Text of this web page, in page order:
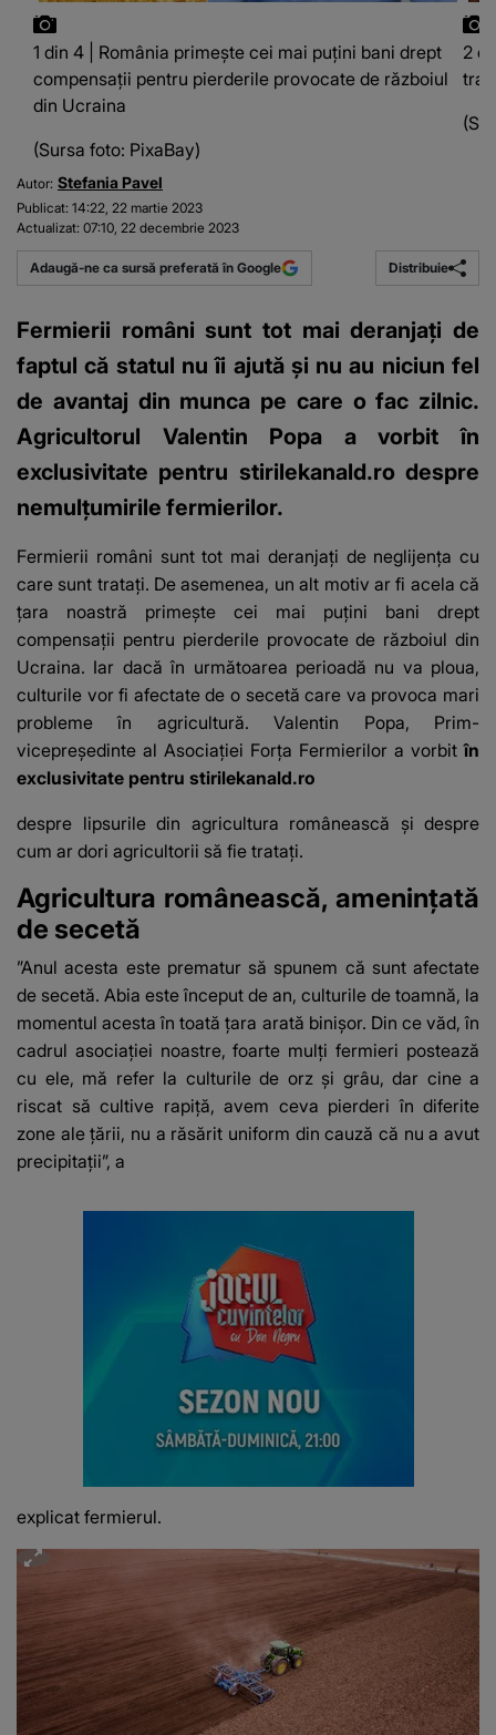
1 din 4 | România primește cei mai puțini bani drept
compensații pentru pierderile provocate de războiul
din Ucraina
(Sursa foto: PixaBay)
2
Autor: Stefania Pavel
Publicat: 14:22, 22 martie 2023
Actualizat: 07:10, 22 decembrie 2023
Adaugă-ne ca sursă preferată în Google Distribuie
Fermierii români sunt tot mai deranjați de
faptul că statul nu îi ajută și nu au niciun fel
de avantaj din munca pe care o fac zilnic.
Agricultorul Valentin Popa a vorbit în
exclusivitate pentru stirilekanald.ro despre
nemulțumirile fermierilor.
Fermierii români sunt tot mai deranjați de neglijența cu
care sunt tratați. De asemenea, un alt motiv ar fi acela că
țara noastră primește cei mai puțini bani drept
compensații pentru pierderile provocate de războiul din
Ucraina. Iar dacă în următoarea perioadă nu va ploua,
culturile vor fi afectate de o secetă care va provoca mari
probleme în agricultură. Valentin Popa, Prim-
vicepreședinte al Asociației Forța Fermierilor a vorbitîn
exclusivitate pentru stirilekanald.ro
despre lipsurile din agricultura românească și despre
cum ar dori agricultorii să fie tratați.
Agricultura românească, amenințată
de secetă
”Anul acesta este prematur să spunem că sunt afectate
de secetă. Abia este început de an, culturile de toamnă, la
momentul acesta în toată țara arată binișor. Din ce văd, în
cadrul asociației noastre, foarte mulți fermieri postează
cu ele, mă refer la culturile de orz și grâu, dar cine a
riscat să cultive rapiță, avem ceva pierderi în diferite
zone ale țării, nu a răsărit uniform din cauză că nu a avut
precipitații”, a
explicat fermierul.